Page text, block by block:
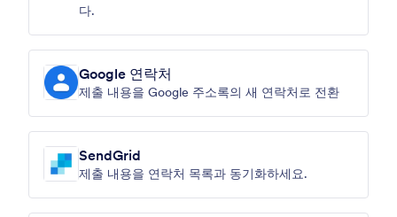
다.
Google 연락처
제출 내용을 Google 주소록의 새 연락처로 전환
SendGrid
제출 내용을 연락처 목록과 동기화하세요.